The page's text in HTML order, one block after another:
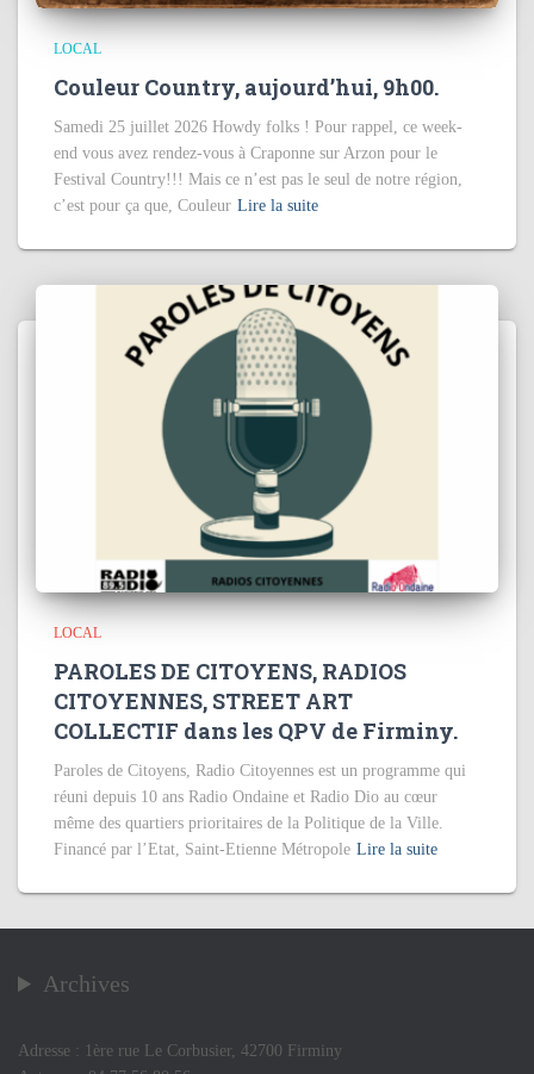
LOCAL
Couleur Country, aujourd’hui, 9h00.
Samedi 25 juillet 2026 Howdy folks ! Pour rappel, ce week-
end vous avez rendez-vous à Craponne sur Arzon pour le
Festival Country!!! Mais ce n’est pas le seul de notre région,
c’est pour ça que, Couleur Lire la suite
LOCAL
PAROLES DE CITOYENS, RADIOS
CITOYENNES, STREET ART
COLLECTIF dans les QPV de Firminy.
Paroles de Citoyens, Radio Citoyennes est un programme qui
réuni depuis 10 ans Radio Ondaine et Radio Dio au cœur
même des quartiers prioritaires de la Politique de la Ville.
Financé par l’Etat, Saint-Etienne Métropole Lire la suite
Archives
Adresse : 1ère rue Le Corbusier, 42700 Firminy